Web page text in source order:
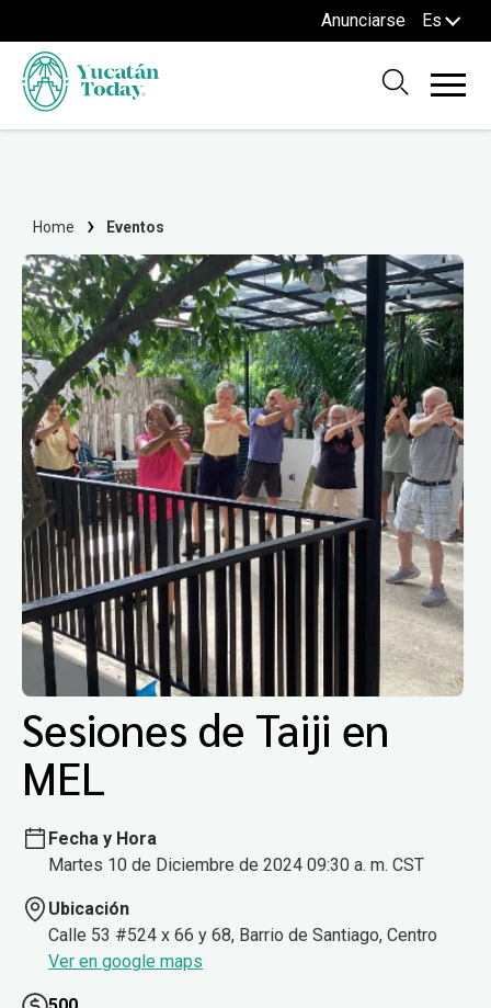
Anunciarse Es
Home Eventos
Sesiones de Taiji en
MEL
Fecha y Hora
Martes 10 de Diciembre de 2024 09:30 a. m. CST
Ubicación
Calle 53 #524 x 66 y 68, Barrio de Santiago, Centro
Ver en google maps